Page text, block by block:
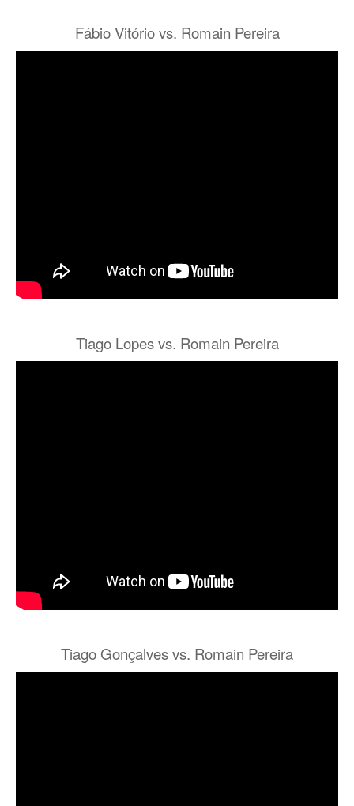
Fábio Vitório vs. Romain Pereira
Tiago Lopes vs. Romain Pereira
Tiago Gonçalves vs. Romain Pereira